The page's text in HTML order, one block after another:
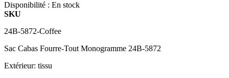
Disponibilité : En stock
SKU
24B-5872-Coffee
Sac Cabas Fourre-Tout Monogramme 24B-5872
Extérieur: tissu